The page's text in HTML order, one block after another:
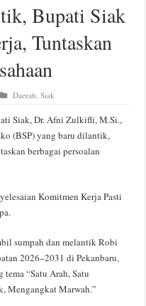
Bupati Siak
Tuntaskan
Daerah ,Siak
Siak, Dr. Afni Zulkifli, M.Si.,
(BSP) yang baru dilantik,
berbagai persoalan
Komitmen Kerja Pasti
sumpah dan melantik Robi
2026–2031 di Pekanbaru,
“Satu Arah, Satu
Mengangkat Marwah.”